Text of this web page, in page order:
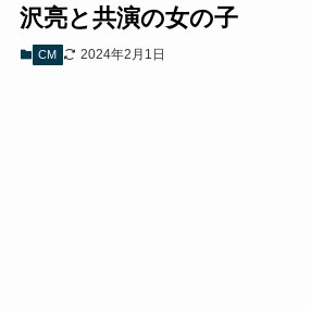
沢亮と共演の女の子
CM 2024年2月1日